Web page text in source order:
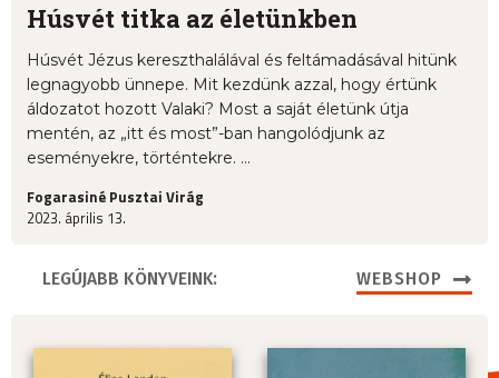
Húsvét titka az életünkben
Húsvét Jézus kereszthalálával és feltámadásával hitünk
legnagyobb ünnepe. Mit kezdünk azzal, hogy értünk
áldozatot hozott Valaki? Most a saját életünk útja
mentén, az „itt és most”-ban hangolódjunk az
eseményekre, történtekre. ...
Fogarasiné Pusztai Virág
2023. április 13.
LEGÚJABB KÖNYVEINK: WEBSHOP